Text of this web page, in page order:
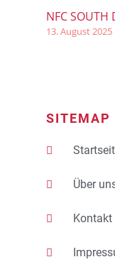
NFC
13. August 2025
SITEMAP
Über
Kontakt